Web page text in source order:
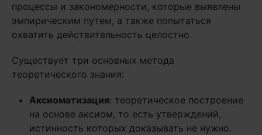
процессы и закономерности, которые выявлены
эмпирическим путем, а также попытаться
охватить действительность целостно.
Существует три основных метода
теоретического знания:
Аксиоматизация: теоретическое построение
на основе аксиом, то есть утверждений,
истинность которых доказывать не нужно.